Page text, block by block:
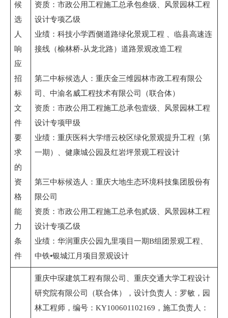
候
选
人
响
应
招
标
文
件
要
求
的
资
格
能
力
条
件
资质：市政公用工程施工总承包叁级、风景园林工程
设计专项乙级
业绩：科技小学西侧道路绿化景观工程 、临县高速连
接线（榆林桥-从龙北路）道路景观改造工程
第二中标候选人：重庆金三维园林市政工程有限公
司、中渝名威工程技术有限公司（联合体）
资质：市政公用工程施工总承包壹级、风景园林工程
设计专项甲级
业绩：重庆医科大学缙云校区绿化景观提升工程（第
一期）、健康城公园及红岩坪景观工程设计
第三中标候选人：重庆大地生态环境科技集团股份有
限公司
资质：市政公用工程施工总承包贰级、风景园林工程
设计专项乙级
业绩：华润重庆公园九里项目一期B组团景观工程、
中铁•银城江月项目景观设计
重庆中琛建筑工程有限公司、重庆交通大学工程设计
研究院有限公司（联合体），设计负责人：罗敏，园
林工程师，编号：KY100601102169，施工负责人：